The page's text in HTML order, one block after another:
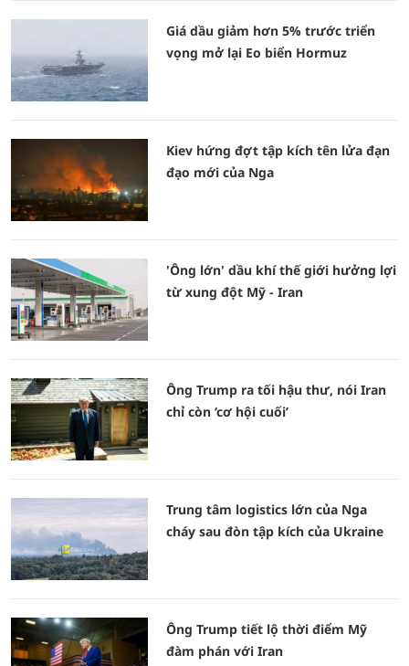
Giá dầu giảm hơn 5% trước triển
vọng mở lại Eo biển Hormuz
Kiev hứng đợt tập kích tên lửa đạn
đạo mới của Nga
'Ông lớn' dầu khí thế giới hưởng lợi
từ xung đột Mỹ - Iran
Ông Trump ra tối hậu thư, nói Iran
chỉ còn ‘cơ hội cuối’
Trung tâm logistics lớn của Nga
cháy sau đòn tập kích của Ukraine
Ông Trump tiết lộ thời điểm Mỹ
đàm phán với Iran